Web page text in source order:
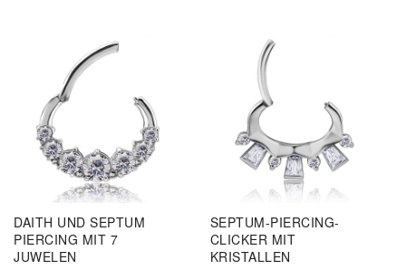
DAITH UND SEPTUM
PIERCING MIT 7
JUWELEN
SEPTUM-PIERCING-
CLICKER MIT
KRISTALLEN